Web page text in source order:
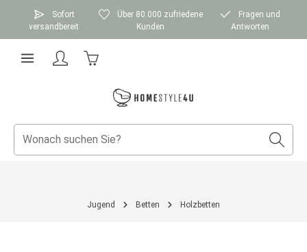
Zum Hauptinhalt springen
Sofort
versandbereit
Über 80.000 zufriedene
Kunden
Fragen und
Antworten
Jugend Betten Holzbetten